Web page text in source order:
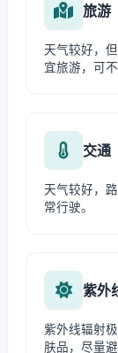
旅游
天气较好，
宜旅游，可
交通
天气较好，
常行驶。
紫外
紫外线辐射
肤品，尽量